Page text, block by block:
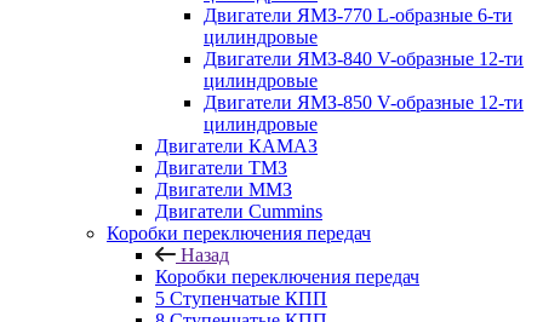
Двигатели ЯМЗ-770 L-образные 6-ти
цилиндровые
Двигатели ЯМЗ-840 V-образные 12-ти
цилиндровые
Двигатели ЯМЗ-850 V-образные 12-ти
цилиндровые
Двигатели КАМАЗ
Двигатели ТМЗ
Двигатели ММЗ
Двигатели Cummins
Коробки переключения передач
Назад
Коробки переключения передач
5 Ступенчатые КПП